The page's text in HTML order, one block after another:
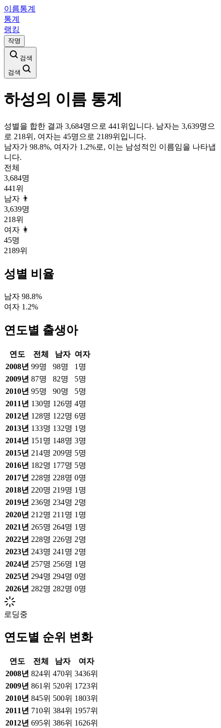
이름통계
통계
랭킹
작명
검색
검색
하성의 이름 통계
성별을 합한 결과 3,684명으로 441위입니다. 남자는 3,639명으
로 218위, 여자는 45명으로 2189위입니다.
남자가 98.8%, 여자가 1.2%로, 이는 남성적인 이름임을 나타냅
니다.
전체
3,684명
441 위
남자 👨
3,639명
218위
여자 👩
45명
2189위
성별 비율
남자 98.8%
여자 1.2%
연도별 출생아
연도 전체 남자 여자
2008년 99명 98명 1 명
2009년 87명 82명 5명
2010년 95명 90명 5명
2011 년 130명 126명 4명
2012년 128명 122명 6명
2013년 133명 132명 1 명
2014년 151 명 148명 3명
2015년 214명 209명 5명
2016년 182명 177명 5명
2017년 228명 228명 0명
2018년 220명 219명 1 명
2019년 236명 234명 2명
2020년 212명 211 명 1 명
2021 년 265명 264명 1 명
2022년 228명 226명 2명
2023년 243명 241 명 2명
2024년 257명 256명 1 명
2025년 294명 294명 0명
2026년 282명 282명 0명
로딩중
연도별 순위 변화
연도 전체 남자
여자
2008년 824위 470위 3436위
2009년 861위 520위 1723위
2010년 845위 500위 1803위
2011 년 710위 384위 1957위
2012년 695위 386위 1626위